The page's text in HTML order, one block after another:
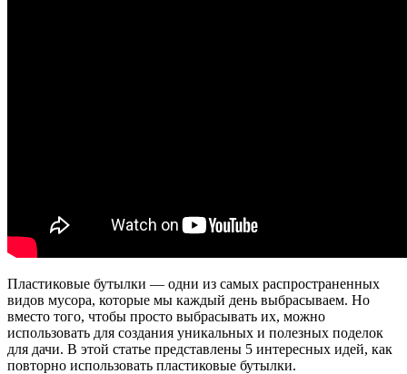
Пластиковые бутылки — одни из самых распространенных
видов мусора, которые мы каждый день выбрасываем. Но
вместо того, чтобы просто выбрасывать их, можно
использовать для создания уникальных и полезных поделок
для дачи. В этой статье представлены 5 интересных идей, как
повторно использовать пластиковые бутылки.